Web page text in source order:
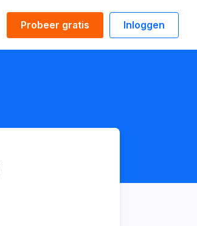
Probeer gratis Inloggen